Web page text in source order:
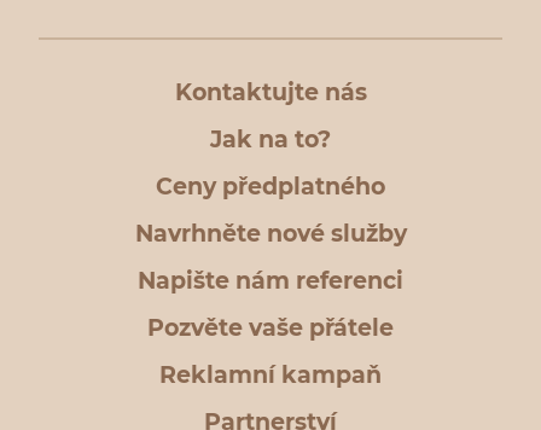
Kontaktujte nás
Jak na to?
Ceny předplatného
Navrhněte nové služby
Napište nám referenci
Pozvěte vaše přátele
Reklamní kampaň
Partnerství